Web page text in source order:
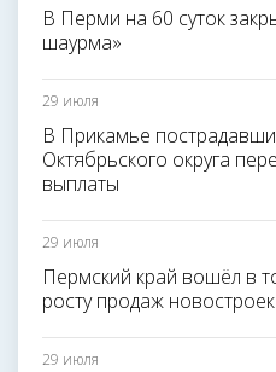
В Перми на 60 суток
шаурма»
29 июля
В Прикамье
Октябрьского округа
выплаты
29 июля
Пермский край вошёл в
росту продаж новостроек
29 июля